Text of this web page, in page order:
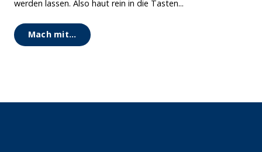
werden lassen. Also haut rein in die Tasten...
Mach mit...